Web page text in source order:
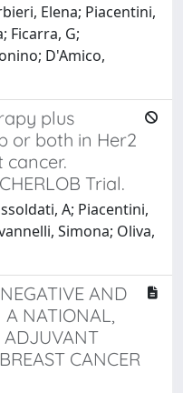
Elena; Piacentini,
Ficarra, G;
D'Amico,
plus
or both in Her2
cancer.
Trial.
A; Piacentini,
Simona; Oliva,
AND
NATIONAL,
ADJUVANT
CANCER